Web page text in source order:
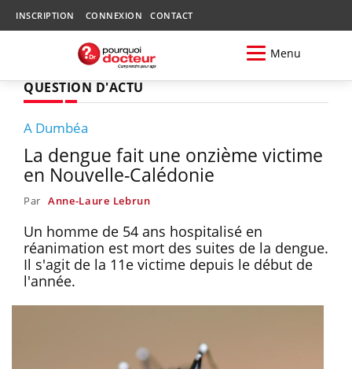
INSCRIPTION CONNEXION CONTACT
Menu
QUESTION D'ACTU
A Dumbéa
La dengue fait une onzième victime
en Nouvelle-Calédonie
Par Anne-Laure Lebrun
Un homme de 54 ans hospitalisé en
réanimation est mort des suites de la dengue.
Il s'agit de la 11e victime depuis le début de
l'année.